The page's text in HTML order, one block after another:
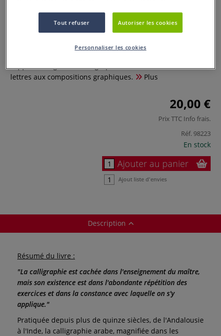
Calligraphie arabe - Une initiation
l'apprentissage de la calligraphie arabe, de l'écriture des
lettres aux compositions graphiques.
Plus
20,00 €
Prix TTC Info frais.
Réf. 98223
En stock
Ajouter au panier
Ajout liste d'envies
Description
Résumé du livre :
"La calligraphie est cachée dans l'enseignement du maître,
mais son existence est dans l'abondante répétition des
exercices et dans la constance avec laquelle on s'y
applique."
Pratiquée depuis plus de quinze siècles, de l'Andalousie
à l'Inde, la calligraphie arabe, magnifiée dans les
Tout refuser Autoriser les cookies
Personnaliser les cookies